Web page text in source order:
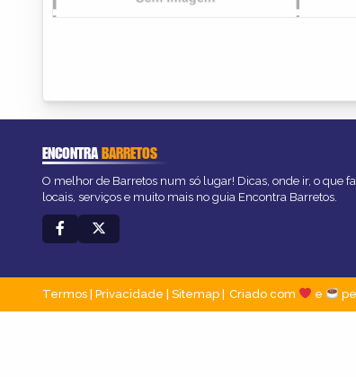
ENCONTRABARRETOS
O melhor de Barretos num só lugar! Dicas, onde ir, o que
locais, serviços e muito mais no guia Encontra Barretos.
Termos Privacidade Sitemap Criado com e